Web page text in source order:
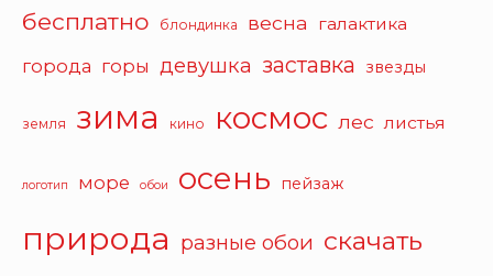
бесплатно блондинка весна галактика
города горы девушка заставка звезды
земля зима кино космос лес листья
логотип море обои осень пейзаж
природа разные обои скачать